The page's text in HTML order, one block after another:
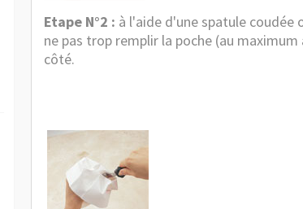
Etape N°2 : à l'aide d'une spatule coudée
ne pas trop remplir la poche (au
côté.